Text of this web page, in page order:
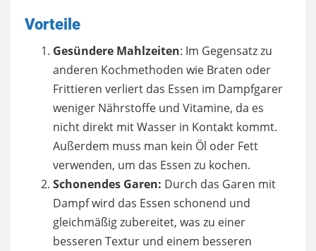
Vorteile
Gesündere Mahlzeiten: Im Gegensatz zu
anderen Kochmethoden wie Braten oder
Frittieren verliert das Essen im Dampfgarer
weniger Nährstoffe und Vitamine, da es
nicht direkt mit Wasser in Kontakt kommt.
Außerdem muss man kein Öl oder Fett
verwenden, um das Essen zu kochen.
Schonendes Garen: Durch das Garen mit
Dampf wird das Essen schonend und
gleichmäßig zubereitet, was zu einer
besseren Textur und einem besseren